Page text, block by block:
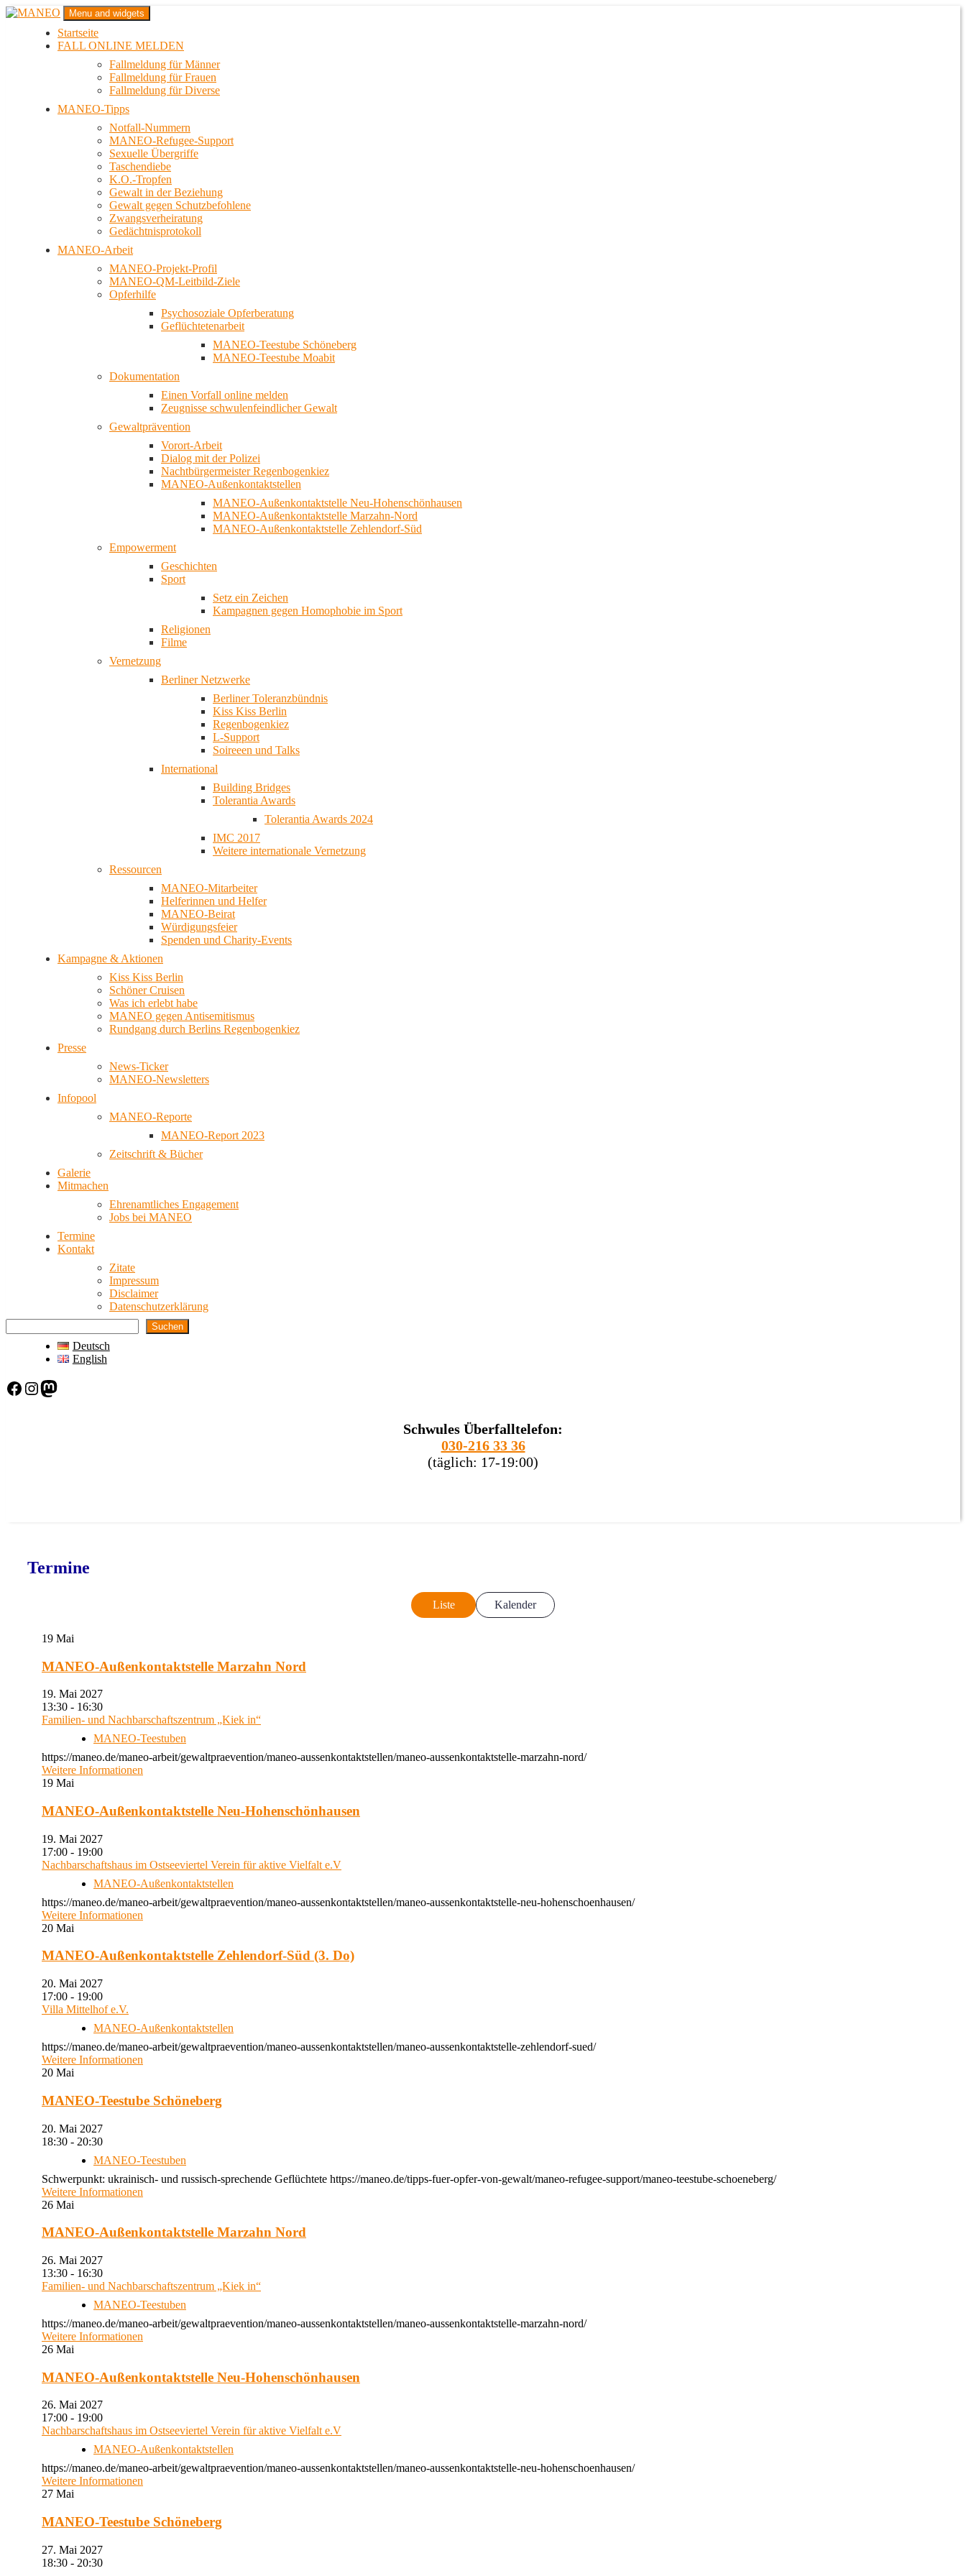
Zum
MANEO
Das schwule Anti-Gewalt-Projekt in Berlin
Menu and widgets
Startseite
FALL ONLINE MELDEN
Fallmeldung für Männer
Fallmeldung für Frauen
Fallmeldung für Diverse
MANEO-Tipps
Notfall-Nummern
MANEO-Refugee-Support
Sexuelle Übergriffe
Taschendiebe
K.O.-Tropfen
Gewalt in der Beziehung
Gewalt gegen Schutzbefohlene
Zwangsverheiratung
Gedächtnisprotokoll
MANEO-Arbeit
MANEO-Projekt-Profil
MANEO-QM-Leitbild-Ziele
Opferhilfe
Psychosoziale Opferberatung
Geflüchtetenarbeit
MANEO-Teestube Schöneberg
MANEO-Teestube Moabit
Dokumentation
Einen Vorfall online melden
Zeugnisse schwulenfeindlicher Gewalt
Gewaltprävention
Vorort-Arbeit
Dialog mit der Polizei
Nachtbürgermeister Regenbogenkiez
MANEO-Außenkontaktstellen
MANEO-Außenkontaktstelle Neu-Hohenschönhausen
MANEO-Außenkontaktstelle Marzahn-Nord
MANEO-Außenkontaktstelle Zehlendorf-Süd
Empowerment
Geschichten
Sport
Setz ein Zeichen
Kampagnen gegen Homophobie im Sport
Religionen
Filme
Vernetzung
Berliner Netzwerke
Berliner Toleranzbündnis
Kiss Kiss Berlin
Regenbogenkiez
L-Support
Soireeen und Talks
International
Building Bridges
Tolerantia Awards
Tolerantia Awards 2024
IMC 2017
Weitere internationale Vernetzung
Ressourcen
MANEO-Mitarbeiter
Helferinnen und Helfer
MANEO-Beirat
Würdigungsfeier
Spenden und Charity-Events
Kampagne & Aktionen
Kiss Kiss Berlin
Schöner Cruisen
Was ich erlebt habe
MANEO gegen Antisemitismus
Rundgang durch Berlins Regenbogenkiez
Presse
News-Ticker
MANEO-Newsletters
Infopool
MANEO-Reporte
MANEO-Report 2023
Zeitschrift & Bücher
Galerie
Mitmachen
Ehrenamtliches Engagement
Jobs bei MANEO
Termine
Kontakt
Zitate
Impressum
Disclaimer
Datenschutzerklärung
Suchen
Deutsch
English
Facebook Instagram Mastodon
Schwules Überfalltelefon:
030-216 33 36
(täglich: 17-19:00)
Termine
Liste Kalender
19 Mai
MANEO-Außenkontaktstelle Marzahn Nord
19. Mai 2027
13:30 - 16:30
Familien- und Nachbarschaftszentrum „Kiek in“
MANEO-Teestuben
https://maneo.de/maneo-arbeit/gewaltpraevention/maneo-aussenkontaktstellen/maneo-aussenkontaktstelle-marzahn-nord/
Weitere Informationen
19 Mai
MANEO-Außenkontaktstelle Neu-Hohenschönhausen
19. Mai 2027
17:00 - 19:00
Nachbarschaftshaus im Ostseeviertel Verein für aktive Vielfalt e.V
MANEO-Außenkontaktstellen
https://maneo.de/maneo-arbeit/gewaltpraevention/maneo-aussenkontaktstellen/maneo-aussenkontaktstelle-neu-hohenschoenhausen/
Weitere Informationen
20 Mai
MANEO-Außenkontaktstelle Zehlendorf-Süd (3. Do)
20. Mai 2027
17:00 - 19:00
Villa Mittelhof e.V.
MANEO-Außenkontaktstellen
https://maneo.de/maneo-arbeit/gewaltpraevention/maneo-aussenkontaktstellen/maneo-aussenkontaktstelle-zehlendorf-sued/
Weitere Informationen
20 Mai
MANEO-Teestube Schöneberg
20. Mai 2027
18:30 - 20:30
MANEO-Teestuben
Schwerpunkt: ukrainisch- und russisch-sprechende Geflüchtete https://maneo.de/tipps-fuer-opfer-von-gewalt/maneo-refugee-support/maneo-teestube-schoeneberg/
Weitere Informationen
26 Mai
MANEO-Außenkontaktstelle Marzahn Nord
26. Mai 2027
13:30 - 16:30
Familien- und Nachbarschaftszentrum „Kiek in“
MANEO-Teestuben
https://maneo.de/maneo-arbeit/gewaltpraevention/maneo-aussenkontaktstellen/maneo-aussenkontaktstelle-marzahn-nord/
Weitere Informationen
26 Mai
MANEO-Außenkontaktstelle Neu-Hohenschönhausen
26. Mai 2027
17:00 - 19:00
Nachbarschaftshaus im Ostseeviertel Verein für aktive Vielfalt e.V
MANEO-Außenkontaktstellen
https://maneo.de/maneo-arbeit/gewaltpraevention/maneo-aussenkontaktstellen/maneo-aussenkontaktstelle-neu-hohenschoenhausen/
Weitere Informationen
27 Mai
MANEO-Teestube Schöneberg
27. Mai 2027
18:30 - 20:30